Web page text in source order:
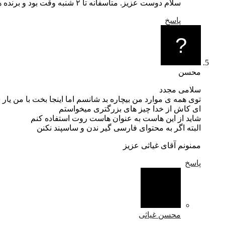
سلام دوست عزیز. متاسفانه تا ۲ شنبه وقت بود و برنده هم مشخص شد. امیدورام تو اکازیون‌های آینده شانس داشته باشین (f)
پاسخ
محسن
سلامی مجدد
توی همه ی موارد من بیچاره بد شانسم اما اینجا بخت با من
ای کاش از خدا چیز های بزرگتری میخواستم
شاید از این هاست به عنوان هاست روت استفاده کنم
البته اگر به محتوای فارسی گیر ندن و ساسپند نکنن
ممنونم آقای غیاثی عزیز
پاسخ
محسن غیاثی